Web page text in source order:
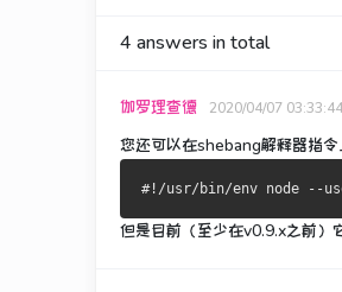
4 answers in total
伽罗理查德 2020/04/07 03:33:44
您还可以在shebang解释器指令
但是目前（至少在v0.9.x之前）